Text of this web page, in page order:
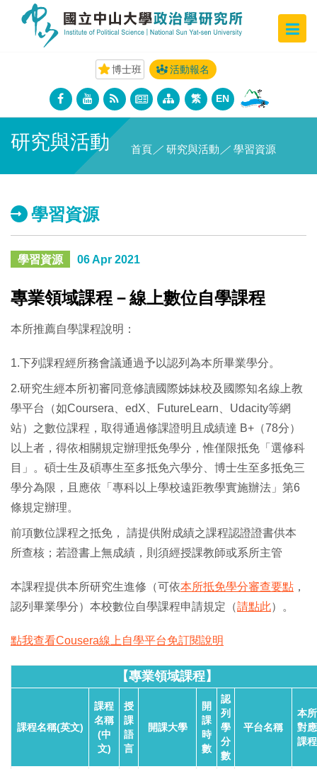
博士班 活動報名
繁 EN
研究與活動 首頁 ／ 研究與活動 ／ 學習資源
學習資源
學習資源 06 Apr 2021
專業領域課程－線上數位自學課程
本所推薦自學課程說明：
1.下列課程經所務會議通過予以認列為本所畢業學分。
2.研究生經本所初審同意修讀國際姊妹校及國際知名線上教
學平台（如Coursera、edX、FutureLearn、Udacity等網
站）之數位課程，取得通過修課證明且成績達 B+（78分）
以上者，得依相關規定辦理抵免學分，惟僅限抵免「選修科
目」。碩士生及碩專生至多抵免六學分、博士生至多抵免三
學分為限，且應依「專科以上學校遠距教學實施辦法」第6
條規定辦理。
前項數位課程之抵免， 請提供附成績之課程認證證書供本
所查核；若證書上無成績，則須經授課教師或系所主管
本課程提供本所研究生進修（可依本所抵免學分審查要點 ，
認列畢業學分）本校數位自學課程申請規定（請點此）。
點我查看Cousera線上自學平台免訂閱說明
【專業領域課程】
課程名稱(英文)
課程
名稱
(中
文)
授
課
語
言
開課大學
開
課
時
數
認
列
學
分
數
平台名稱
本所
對應
課程